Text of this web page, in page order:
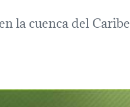
la cuenca del Caribe.